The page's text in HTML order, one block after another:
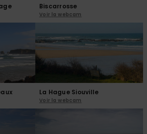
Biscarrosse
Voir la webcam
La Hague Siouville
Voir la webcam